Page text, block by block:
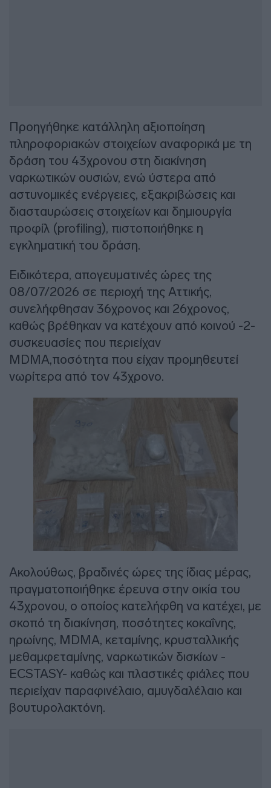
Προηγήθηκε κατάλληλη αξιοποίηση
πληροφοριακών στοιχείων αναφορικά με τη
δράση του 43χρονου στη διακίνηση
ναρκωτικών ουσιών, ενώ ύστερα από
αστυνομικές ενέργειες, εξακριβώσεις και
διασταυρώσεις στοιχείων και δημιουργία
προφίλ (profiling), πιστοποιήθηκε η
εγκληματική του δράση.
Ειδικότερα, απογευματινές ώρες της
08/07/2026 σε περιοχή της Αττικής,
συνελήφθησαν 36χρονος και 26χρονος,
καθώς βρέθηκαν να κατέχουν από κοινού -2-
συσκευασίες που περιείχαν
MDMA,ποσότητα που είχαν προμηθευτεί
νωρίτερα από τον 43χρονο.
Ακολούθως, βραδινές ώρες της ίδιας μέρας,
πραγματοποιήθηκε έρευνα στην οικία του
43χρονου, ο οποίος κατελήφθη να κατέχει, με
σκοπό τη διακίνηση, ποσότητες κοκαΐνης,
ηρωίνης, MDMA, κεταμίνης, κρυσταλλικής
μεθαμφεταμίνης, ναρκωτικών δισκίων -
ECSTASY- καθώς και πλαστικές φιάλες που
περιείχαν παραφινέλαιο, αμυγδαλέλαιο και
βουτυρολακτόνη.